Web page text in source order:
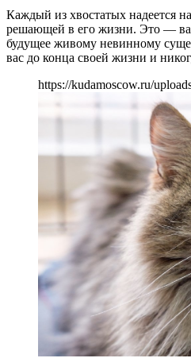
Каждый из хвостатых надеется
решающей в его жизни. Это —
будущее живому невинному
вас до конца своей жизни и
https://kudamoscow.ru/